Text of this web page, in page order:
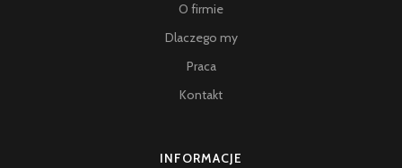
O firmie
Dlaczego my
Praca
Kontakt
INFORMACJE